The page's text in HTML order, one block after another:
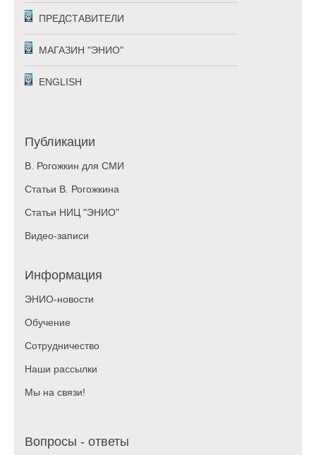
ПРЕДСТАВИТЕЛИ
МАГАЗИН "ЭНИО"
ENGLISH
Публикации
В. Рогожкин для СМИ
Статьи В. Рогожкина
Статьи НИЦ "ЭНИО"
Видео-записи
Информация
ЭНИО-новости
Обучение
Сотрудничество
Наши рассылки
Мы на связи!
Вопросы - ответы